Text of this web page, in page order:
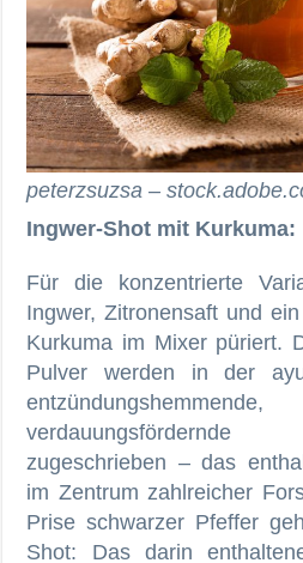
peterzsuzsa –
Ingwer-Shot mit Kurkuma:
Für die konzentrierte
Ingwer, Zitronensaft und
Kurkuma im Mixer püriert.
Pulver werden in der
zugeschrieben – das
im Zentrum zahlreicher
Prise schwarzer Pfeffer
Shot: Das darin